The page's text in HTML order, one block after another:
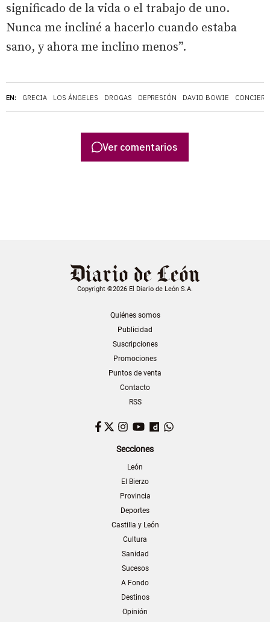
EN: GRECIA LOS ÁNGELES DROGAS DEPRESIÓN DAVID BOWIE
significado de la vida o el trabajo de uno.
Nunca me incliné a hacerlo cuando estaba
sano, y ahora me inclino menos”.
Ver comentarios
Copyright ©2026 El Diario de León S.A.
Quiénes somos
Publicidad
Suscripciones
Promociones
Puntos de venta
Contacto
RSS
Facebook
TwitterInstagram
YouTubeDailymotion
Secciones
León
El Bierzo
Provincia
Deportes
Castilla y León
Cultura
Sanidad
Sucesos
A Fondo
Destinos
Opinión